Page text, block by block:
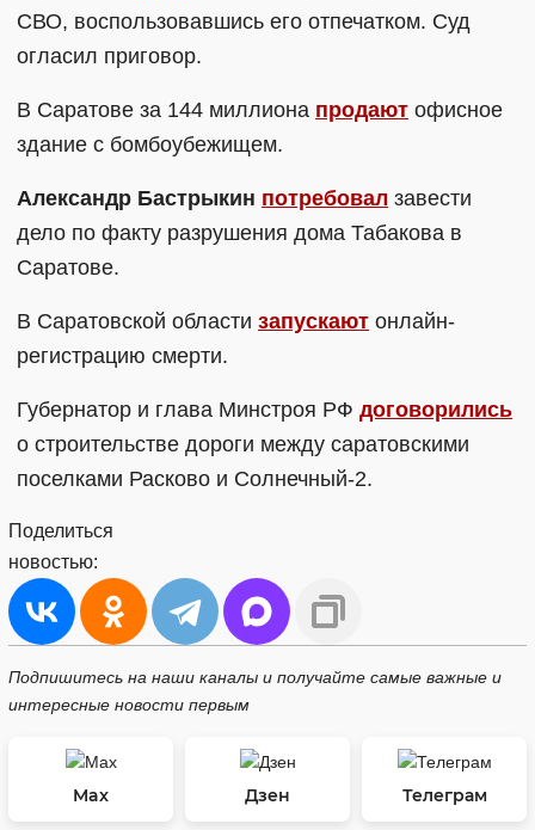
СВО, воспользовавшись его отпечатком. Суд
огласил приговор.
В Саратове за 144 миллиона продают офисное
здание с бомбоубежищем.
Александр Бастрыкин потребовал завести
дело по факту разрушения дома Табакова в
Саратове.
В Саратовской области запускают онлайн-
регистрацию смерти.
Губернатор и глава Минстроя РФ договорились
о строительстве дороги между саратовскими
поселками Расково и Солнечный-2.
Поделиться
новостью:
Подпишитесь на наши каналы и получайте самые важные и
интересные новости первым
Max Дзен Телеграм